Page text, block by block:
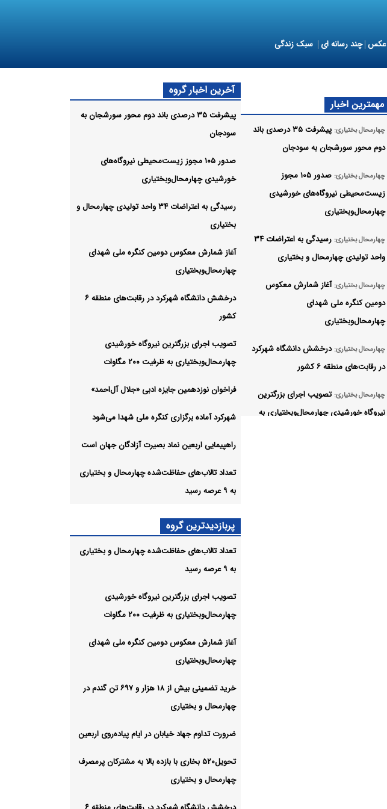
عکس چند رسانه ای سبک زندگی
مهمترین اخبار
چهارمحال بختیاری:
پیشرفت ۳۵ درصدی باند
دوم محور سورشجان به سودجان
چهارمحال بختیاری:
صدور ۱۰۵ مجوز
زیست‌محیطی نیروگاه‌های خورشیدی
چهارمحال‌وبختیاری
چهارمحال بختیاری:
رسیدگی به اعتراضات ۳۴
واحد تولیدی چهارمحال و بختیاری
چهارمحال بختیاری: آغاز شمارش معکوس
دومین کنگره ملی شهدای
چهارمحال‌وبختیاری
چهارمحال بختیاری: درخشش دانشگاه شهرکرد
در رقابت‌های منطقه ۶ کشور
چهارمحال بختیاری: تصویب اجرای بزرگترین
نیروگاه خورشیدی چهارمحال‌وبختیاری به
آخرین اخبار گروه
پیشرفت ۳۵ درصدی باند دوم محور سورشجان به
سودجان
صدور ۱۰۵ مجوز زیست‌محیطی نیروگاه‌های
خورشیدی چهارمحال‌وبختیاری
رسیدگی به اعتراضات ۳۴ واحد تولیدی چهارمحال و
بختیاری
آغاز شمارش معکوس دومین کنگره ملی شهدای
چهارمحال‌وبختیاری
درخشش دانشگاه شهرکرد در رقابت‌های منطقه ۶
کشور
تصویب اجرای بزرگترین نیروگاه خورشیدی
چهارمحال‌وبختیاری به ظرفیت ۲۰۰ مگاوات
فراخوان نوزدهمین جایزه ادبی «جلال آل‌احمد»
شهرکرد آماده برگزاری کنگره ملی شهدا می‌شود
راهپیمایی اربعین نماد بصیرت آزادگان جهان است
تعداد تالاب‌های حفاظت‌شده چهارمحال و بختیاری
به ۹ عرصه رسید
پربازدیدترین گروه
تعداد تالاب‌های حفاظت‌شده چهارمحال و بختیاری
به ۹ عرصه رسید
تصویب اجرای بزرگترین نیروگاه خورشیدی
چهارمحال‌وبختیاری به ظرفیت ۲۰۰ مگاوات
آغاز شمارش معکوس دومین کنگره ملی شهدای
چهارمحال‌وبختیاری
خرید تضمینی بیش از ۱۸ هزار و ۶۹۷ تن گندم در
چهارمحال و بختیاری
ضرورت تداوم جهاد خیابان در ایام پیاده‌روی اربعین
تحویل۵۲۰ بخاری با بازده بالا به مشترکان پرمصرف
چهارمحال و بختیاری